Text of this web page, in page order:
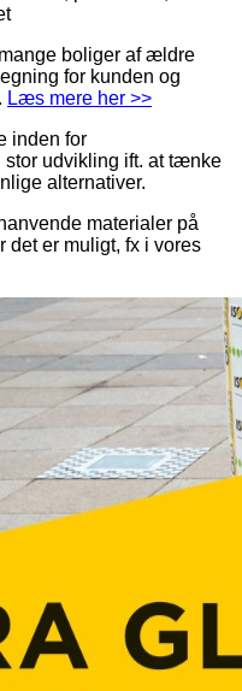
boliger af ældre
for kunden og
Læs mere her >>
inden for
stor udvikling ift. at tænke
alternativer.
materialer på
det er muligt, fx i vores